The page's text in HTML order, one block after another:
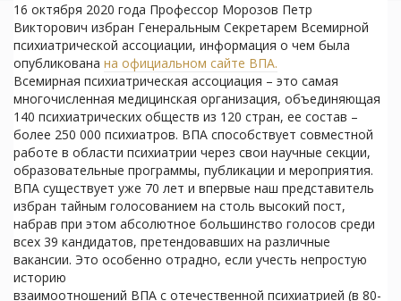
16 октября 2020 года Профессор Морозов Петр
Викторович избран Генеральным Секретарем Всемирной
психиатрической ассоциации, информация о чем была
опубликована на официальном сайте ВПА.
Всемирная психиатрическая ассоциация – это самая
многочисленная медицинская организация, объединяющая
140 психиатрических обществ из 120 стран, ее состав –
более 250 000 психиатров. ВПА способствует совместной
работе в области психиатрии через свои научные секции,
образовательные программы, публикации и мероприятия.
ВПА существует уже 70 лет и впервые наш представитель
избран тайным голосованием на столь высокий пост,
набрав при этом абсолютное большинство голосов среди
всех 39 кандидатов, претендовавших на различные
вакансии. Это особенно отрадно, если учесть непростую
историю
взаимоотношений ВПА с отечественной психиатрией (в 80-